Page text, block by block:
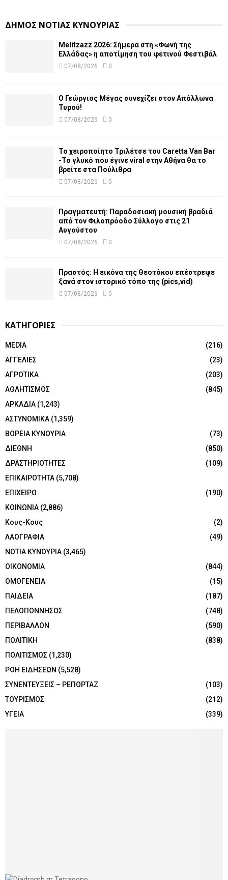
ΔΗΜΟΣ ΝΟΤΙΑΣ ΚΥΝΟΥΡΙΑΣ
Melitzazz 2026: Σήμερα στη «Φωνή της
Ελλάδας» η αποτίμηση του φετινού Φεστιβάλ
07/08/2026 0
Ο Γεώργιος Μέγας συνεχίζει στον Απόλλωνα
Τυρού!
07/08/2026 0
Το χειροποίητο Τριλέτσε του Caretta Van Bar
-Το γλυκό που έγινε viral στην Αθήνα θα το
βρείτε στα Πούλιθρα
07/08/2026 0
Πραγματευτή: Παραδοσιακή μουσική βραδιά
από τον Φιλοπρόοδο Σύλλογο στις 21
Αυγούστου
07/08/2026 0
Πραστός: Η εικόνα της Θεοτόκου επέστρεψε
ξανά στον ιστορικό τόπο της (pics,vid)
07/08/2026 0
ΚΑΤΗΓΟΡΙΕΣ
MEDIA
(216)
ΑΓΓΕΛΙΕΣ
(23)
ΑΓΡΟΤΙΚΑ
(203)
ΑΘΛΗΤΙΣΜΟΣ
(845)
ΑΡΚΑΔΙΑ (1,243)
ΑΣΤΥΝΟΜΙΚΑ (1,359)
ΒΟΡΕΙΑ ΚΥΝΟΥΡΙΑ
(73)
ΔΙΕΘΝΗ
(850)
ΔΡΑΣΤΗΡΙΟΤΗΤΕΣ
(109)
ΕΠΙΚΑΙΡΟΤΗΤΑ (5,708)
ΕΠΙΧΕΙΡΩ
(190)
ΚΟΙΝΩΝΙΑ (2,886)
Κους-Κους
(2)
ΛΑΟΓΡΑΦΙΑ
(49)
ΝΟΤΙΑ ΚΥΝΟΥΡΙΑ (3,465)
ΟΙΚΟΝΟΜΙΑ
(844)
ΟΜΟΓΕΝΕΙΑ
(15)
ΠΑΙΔΕΙΑ
(187)
ΠΕΛΟΠΟΝΝΗΣΟΣ
(748)
ΠΕΡΙΒΑΛΛΟΝ
(590)
ΠΟΛΙΤΙΚΗ
(838)
ΠΟΛΙΤΙΣΜΟΣ (1,230)
ΡΟΗ ΕΙΔΗΣΕΩΝ (5,528)
ΣΥΝΕΝΤΕΥΞΕΙΣ – ΡΕΠΟΡΤΑΖ
(103)
ΤΟΥΡΙΣΜΟΣ
(212)
ΥΓΕΙΑ
(339)